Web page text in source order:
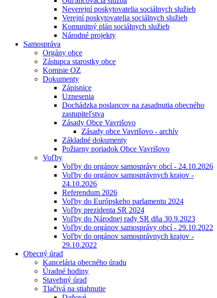
Neverejní poskytovatelia sociálnych služieb
Verejní poskytovatelia sociálnych služieb
Komunitný plán sociálnych služieb
Národné projekty
Samospráva
Orgány obce
Zástupca starostky obce
Komisie OZ
Dokumenty
Zápisnice
Uznesenia
Dochádzka poslancov na zasadnutia obecného
zastupiteľstva
Zásady Obce Vavrišovo
Zásady obce Vavrišovo - archív
Základné dokumenty
Požiarny poriadok Obce Vavrišovo
Voľby
Voľby do orgánov samosprávy obcí - 24.10.2026
Voľby do orgánov samosprávnych krajov -
24.10.2026
Referendum 2026
Voľby do Európskeho parlamentu 2024
Voľby prezidenta SR 2024
Voľby do Národnej rady SR dňa 30.9.2023
Voľby do orgánov samosprávy obcí - 29.10.2022
Voľby do orgánov samosprávnych krajov -
29.10.2022
Obecný úrad
Kancelária obecného úradu
Úradné hodiny
Stavebný úrad
Tlačivá na stiahnutie